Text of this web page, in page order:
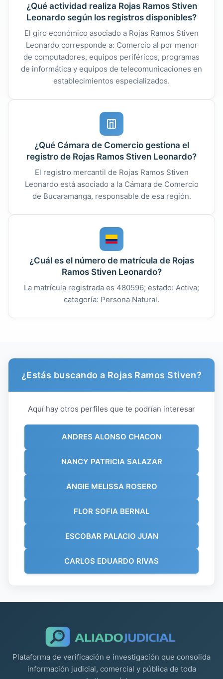
¿Qué actividad realiza Rojas Ramos Stiven
Leonardo según los registros disponibles?
El giro económico asociado a Rojas Ramos Stiven
Leonardo corresponde a: Comercio al por menor
de computadores, equipos periféricos, programas
de informática y equipos de telecomunicaciones en
establecimientos especializados.
¿Qué Cámara de Comercio gestiona el
registro de Rojas Ramos Stiven Leonardo?
El registro mercantil de Rojas Ramos Stiven
Leonardo está asociado a la Cámara de Comercio
de Bucaramanga, responsable de esa región.
¿Cuál es el número de matrícula de Rojas
Ramos Stiven Leonardo?
La matrícula registrada es 480596; estado: Activa;
categoría: Persona Natural.
¿Estás buscando a Rojas Ramos Stiven?
Aquí hay otros perfiles que te podrían interesar
ANDRES ALONSO CHACON
NANCY PATRICIA SALAZAR
ANGIE MELISSA ROSERO
FLOR SOFIA BERNAL
ESCOBAR PALACIO JUAN
CARLOS EDUARDO RIVAS
Plataforma de verificación e investigación que consolida
información judicial, comercial y pública de toda